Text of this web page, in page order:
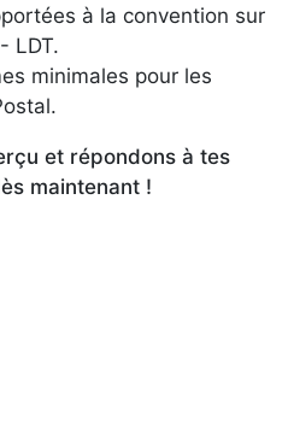
à la convention sur
LDT.
minimales pour les
et répondons à tes
maintenant !